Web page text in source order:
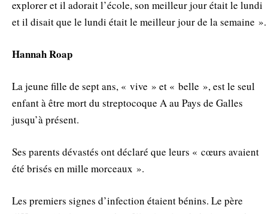
explorer et il adorait l’école, son meilleur jour était le lundi
et il disait que le lundi était le meilleur jour de la semaine ».
Hannah Roap
La jeune fille de sept ans, « vive » et « belle », est le seul
enfant à être mort du streptocoque A au Pays de Galles
jusqu’à présent.
Ses parents dévastés ont déclaré que leurs « cœurs avaient
été brisés en mille morceaux ».
Les premiers signes d’infection étaient bénins. Le père